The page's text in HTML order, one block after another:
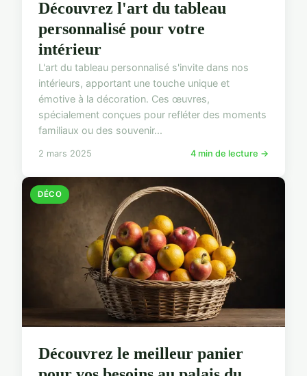
Découvrez l'art du tableau
personnalisé pour votre
intérieur
L'art du tableau personnalisé s'invite dans nos
intérieurs, apportant une touche unique et
émotive à la décoration. Ces œuvres,
spécialement conçues pour refléter des moments
familiaux ou des souvenir...
2 mars 2025 4 min de lecture →
DÉCO
Découvrez le meilleur panier